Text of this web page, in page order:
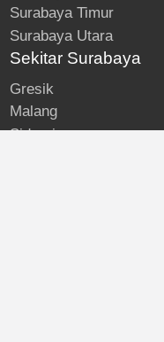
Surabaya Timur
Surabaya Utara
Sekitar Surabaya
Gresik
Malang
Sidoarjo